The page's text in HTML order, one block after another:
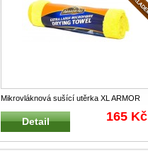
Mikrovláknová sušící utěrka XL ARMOR
ALL Sušící a velmi savá utěrka ...
Detail 165 Kč